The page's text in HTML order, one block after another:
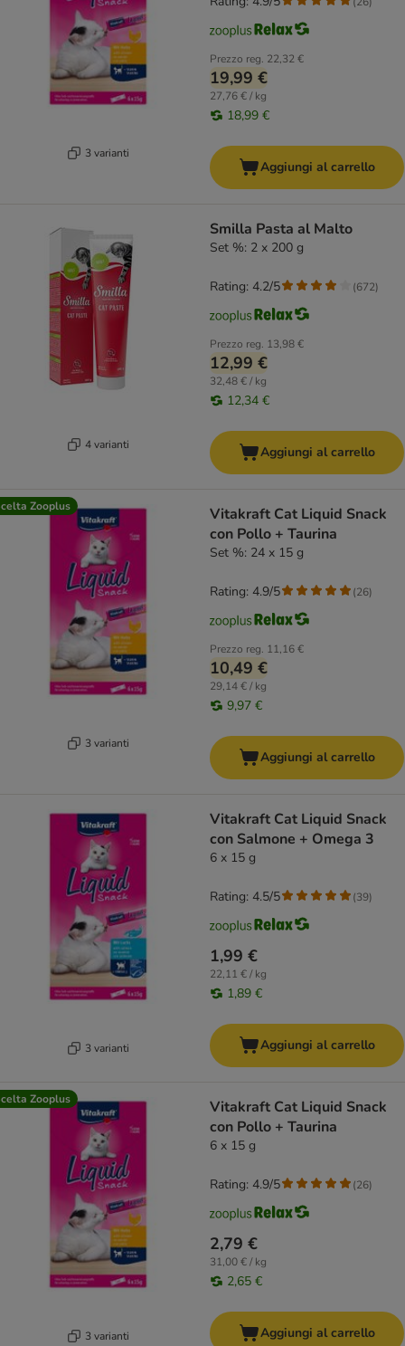
3 varianti
Prezzo reg. 22,32 €
19,99 €
27,76 € / kg
18,99 €
Aggiungi al carrello
4 varianti
Smilla Pasta al Malto
Set %: 2 x 200 g
Prezzo reg. 13,98 €
12,99 €
32,48 € / kg
12,34 €
Rating: 4.2/5 (672)
Aggiungi al carrello
Zooplus
3 varianti
Vitakraft Cat Liquid Snack
con Pollo + Taurina
Set %: 24 x 15 g
Prezzo reg. 11,16 €
10,49 €
29,14 € / kg
9,97 €
Rating: 4.9/5 (26)
Aggiungi al carrello
3 varianti
Vitakraft Cat Liquid Snack
con Salmone + Omega 3
6 x 15 g
1,99 €
22,11 € / kg
1,89 €
Rating: 4.5/5 (39)
Aggiungi al carrello
Zooplus
3 varianti
Vitakraft Cat Liquid Snack
con Pollo + Taurina
6 x 15 g
2,79 €
31,00 € / kg
2,65 €
Rating: 4.9/5 (26)
Aggiungi al carrello